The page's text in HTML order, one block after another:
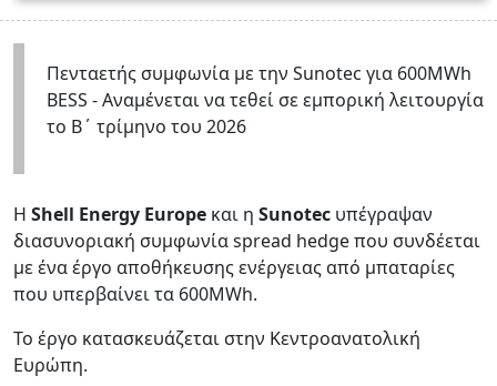
Πενταετής συμφωνία με την Sunotec για 600MWh
BESS - Αναμένεται να τεθεί σε εμπορική λειτουργία
το Β΄ τρίμηνο του 2026
Η Shell Energy Europe και η Sunotec υπέγραψαν
διασυνοριακή συμφωνία spread hedge που συνδέεται
με ένα έργο αποθήκευσης ενέργειας από μπαταρίες
που υπερβαίνει τα 600MWh.
Το έργο κατασκευάζεται στην Κεντροανατολική
Ευρώπη.